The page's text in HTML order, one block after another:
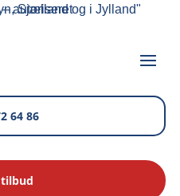
64 86
tilbud